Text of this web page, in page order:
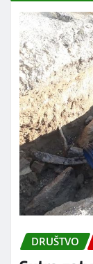
DRUŠTVO